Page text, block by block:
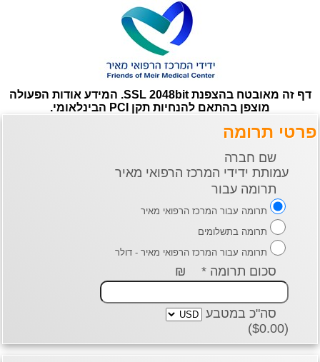
דף זה מאובטח בהצפנת SSL 2048bit. המידע אודות הפעולה
מוצפן בהתאם להנחיות תקן PCI הבינלאומי.
פרטי תרומה
עמותת ידידי המרכז הרפואי מאיר
תרומה עבור המרכז הרפואי מאיר
תרומה בתשלומים
תרומה עבור המרכז הרפואי מאיר - דולר
סכום תרומה *
($0.00)